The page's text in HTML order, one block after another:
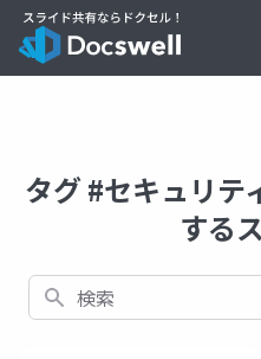
タグ #セキュリテ
する
検索